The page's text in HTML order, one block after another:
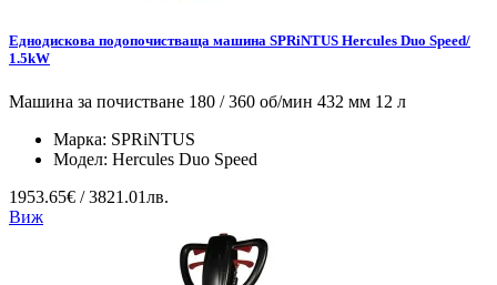
Еднодискова подопочистваща машина SPRiNTUS Hercules Duo Speed/
1.5kW
Машина за почистване 180 / 360 об/мин 432 мм 12 л
Марка: SPRiNTUS
Модел: Hercules Duo Speed
1953.65€ / 3821.01лв.
Виж